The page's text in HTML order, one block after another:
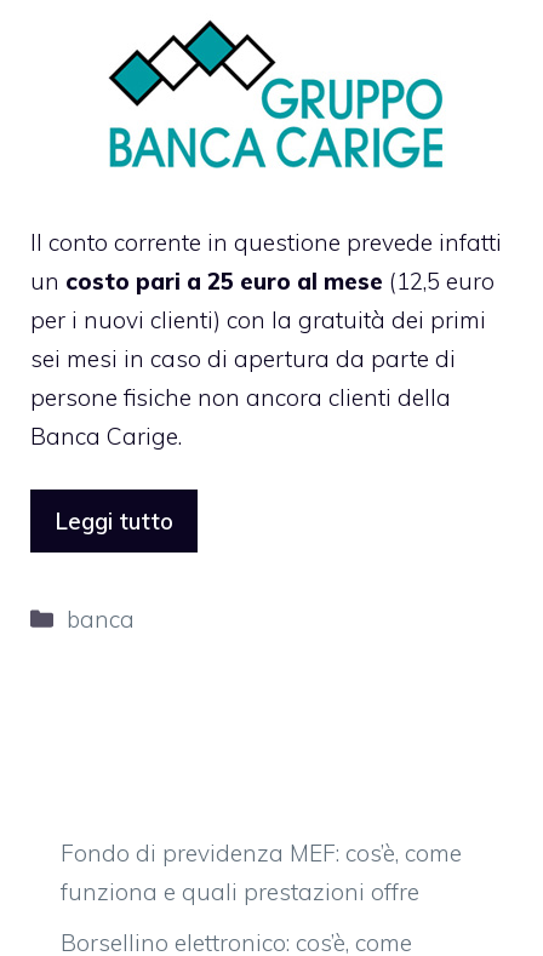
Il conto corrente in questione prevede infatti
un costo pari a 25 euro al mese (12,5 euro
per i nuovi clienti) con la gratuità dei primi
sei mesi in caso di apertura da parte di
persone fisiche non ancora clienti della
Banca Carige.
Leggi tutto
Categorie
banca
Fondo di previdenza MEF: cos’è, come
funziona e quali prestazioni offre
Borsellino elettronico: cos’è, come